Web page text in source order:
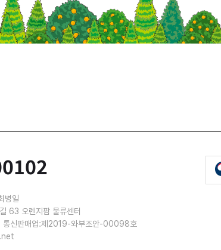
병일
63 오렌지팜 물류센터
신판매업:제2019-와부조안-00098호